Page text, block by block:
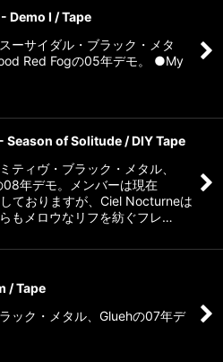
Demo I / Tape
ーサイダル・ブラック・メタ
Red Fogの05年デモ。 ●My
Season of Solitude / DIY Tape
ティヴ・ブラック・メタル、
年デモ。メンバーは現在
ておりますが、Ciel Nocturneは
もメロウなリフを紡ぐフレ…
/ Tape
ック・メタル、Gluehの07年デ